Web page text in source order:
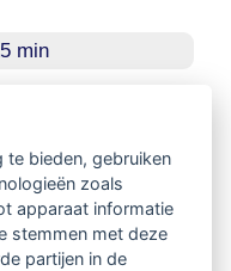
min
te bieden, gebruiken
zoals
apparaat informatie
stemmen met deze
partijen in de